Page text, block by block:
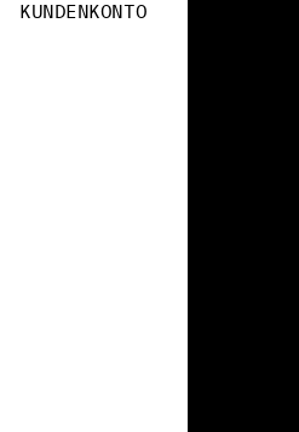
KUNDENKONTO